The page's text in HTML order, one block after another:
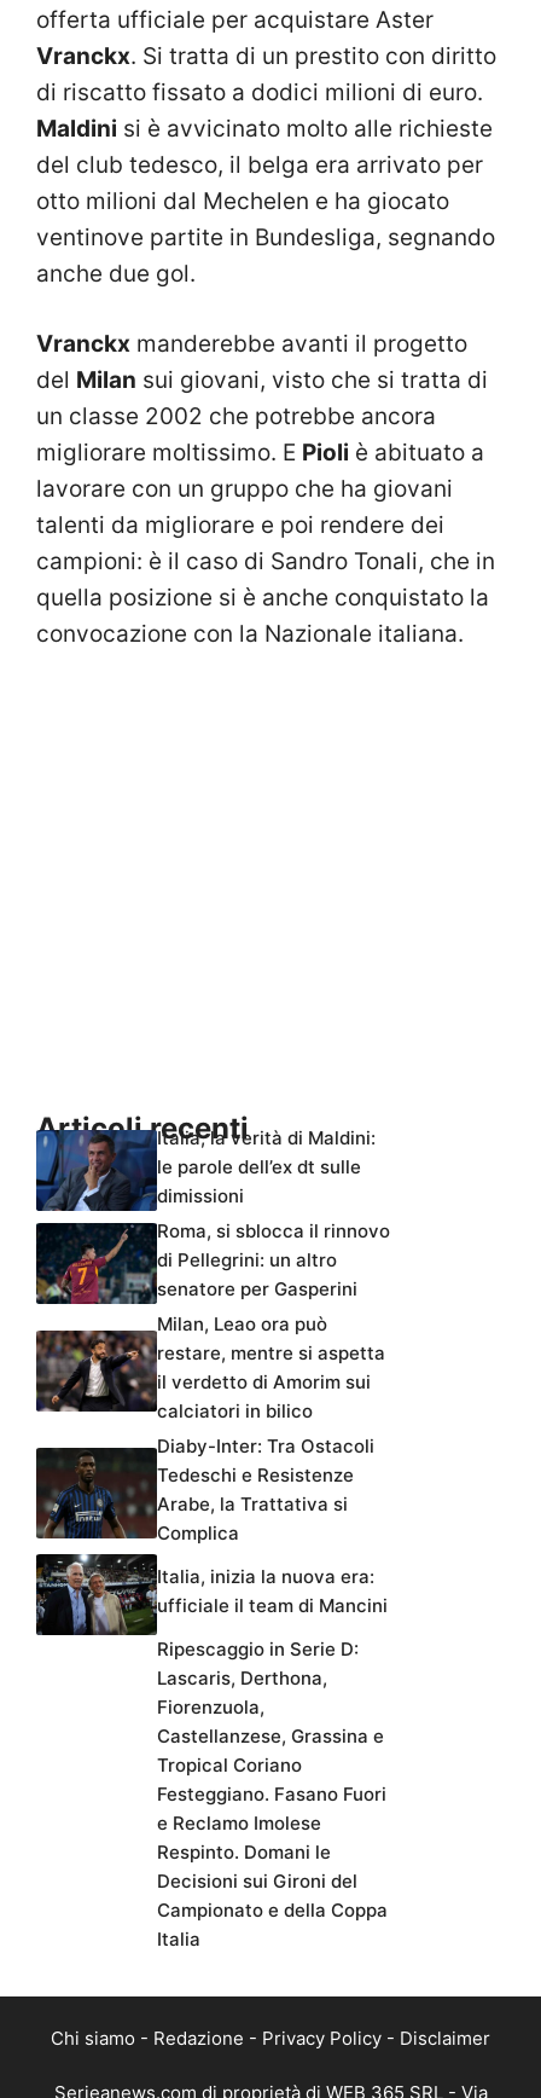
offerta ufficiale per acquistare Aster
Vranckx. Si tratta di un prestito con diritto
di riscatto fissato a dodici milioni di euro.
Maldini si è avvicinato molto alle richieste
del club tedesco, il belga era arrivato per
otto milioni dal Mechelen e ha giocato
ventinove partite in Bundesliga, segnando
anche due gol.
Vranckx manderebbe avanti il progetto
del Milan sui giovani, visto che si tratta di
un classe 2002 che potrebbe ancora
migliorare moltissimo. E Pioli è abituato a
lavorare con un gruppo che ha giovani
talenti da migliorare e poi rendere dei
campioni: è il caso di Sandro Tonali, che in
quella posizione si è anche conquistato la
convocazione con la Nazionale italiana.
Articoli recentiItalia, la verità di Maldini:
le parole dell’ex dt sulle
dimissioni
Roma, si sblocca il rinnovo
di Pellegrini: un altro
senatore per Gasperini
Milan, Leao ora può
restare, mentre si aspetta
il verdetto di Amorim sui
calciatori in bilico
Diaby-Inter: Tra Ostacoli
Tedeschi e Resistenze
Arabe, la Trattativa si
Complica
Italia, inizia la nuova era:
ufficiale il team di Mancini
Ripescaggio in Serie D:
Lascaris, Derthona,
Fiorenzuola,
Castellanzese, Grassina e
Tropical Coriano
Festeggiano. Fasano Fuori
e Reclamo Imolese
Respinto. Domani le
Decisioni sui Gironi del
Campionato e della Coppa
Italia
Chi siamo - Redazione - Privacy Policy - Disclaimer
Serieanews.com di proprietà di WEB 365 SRL - Via